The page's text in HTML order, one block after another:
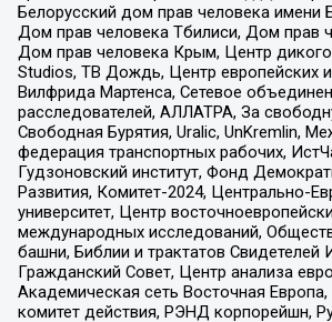
Белорусский дом прав человека имени
Дом прав человека Тбилиси, Дом прав
Дом прав человека Крым, Центр дикого
Studios, ТВ Дождь, Центр европейских
Вилфрида Мартенса, Сетевое
расследователей, АЛЛАТРА, За
Свободная Бурятия, Uralic, UnKremlin,
федерация транспортных рабочих,
Гудзоновский институт, Фонд
Развития, Комитет-2024, Центрально-
университет, Центр
международных исследований,
башни, Библии и трактатов Свидетелей
Гражданский Совет, Центр анализа
Академическая сеть Восточная Европа,
комитет действия, РЭНД корпорейшн,